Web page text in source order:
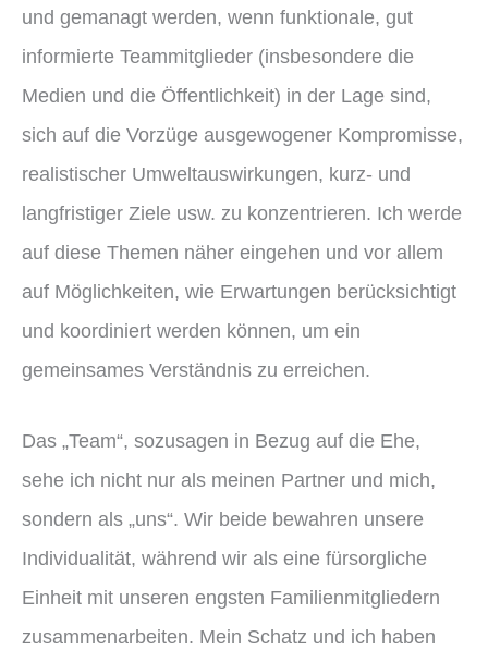
und gemanagt werden, wenn funktionale, gut
informierte Teammitglieder (insbesondere die
Medien und die Öffentlichkeit) in der Lage sind,
sich auf die Vorzüge ausgewogener Kompromisse,
realistischer Umweltauswirkungen, kurz- und
langfristiger Ziele usw. zu konzentrieren. Ich werde
auf diese Themen näher eingehen und vor allem
auf Möglichkeiten, wie Erwartungen berücksichtigt
und koordiniert werden können, um ein
gemeinsames Verständnis zu erreichen.
Das „Team“, sozusagen in Bezug auf die Ehe,
sehe ich nicht nur als meinen Partner und mich,
sondern als „uns“. Wir beide bewahren unsere
Individualität, während wir als eine fürsorgliche
Einheit mit unseren engsten Familienmitgliedern
zusammenarbeiten. Mein Schatz und ich haben